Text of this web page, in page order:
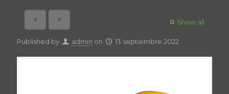
Show all
Published by admin on 13 septiembre 2022